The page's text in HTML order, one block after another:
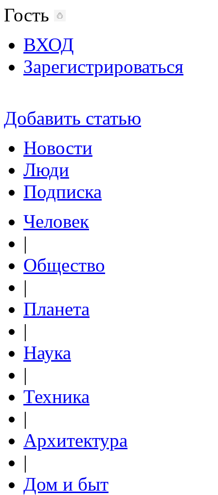
Гость
ВХОД
Зарегистрироваться
Добавить статью
Новости
Люди
Подписка
Человек
|
Общество
|
Планета
|
Наука
|
Техника
|
Архитектура
|
Дом и быт